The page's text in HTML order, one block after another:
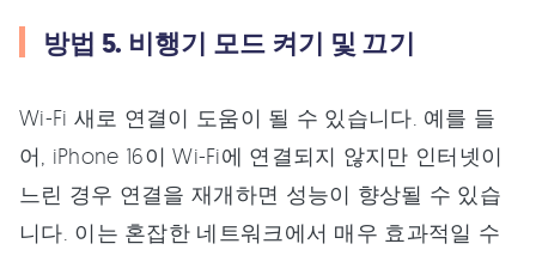
방법 5. 비행기 모드 켜기 및 끄기
Wi-Fi 새로 연결이 도움이 될 수 있습니다. 예를 들
어, iPhone 16이 Wi-Fi에 연결되지 않지만 인터넷이
느린 경우 연결을 재개하면 성능이 향상될 수 있습
니다. 이는 혼잡한 네트워크에서 매우 효과적일 수